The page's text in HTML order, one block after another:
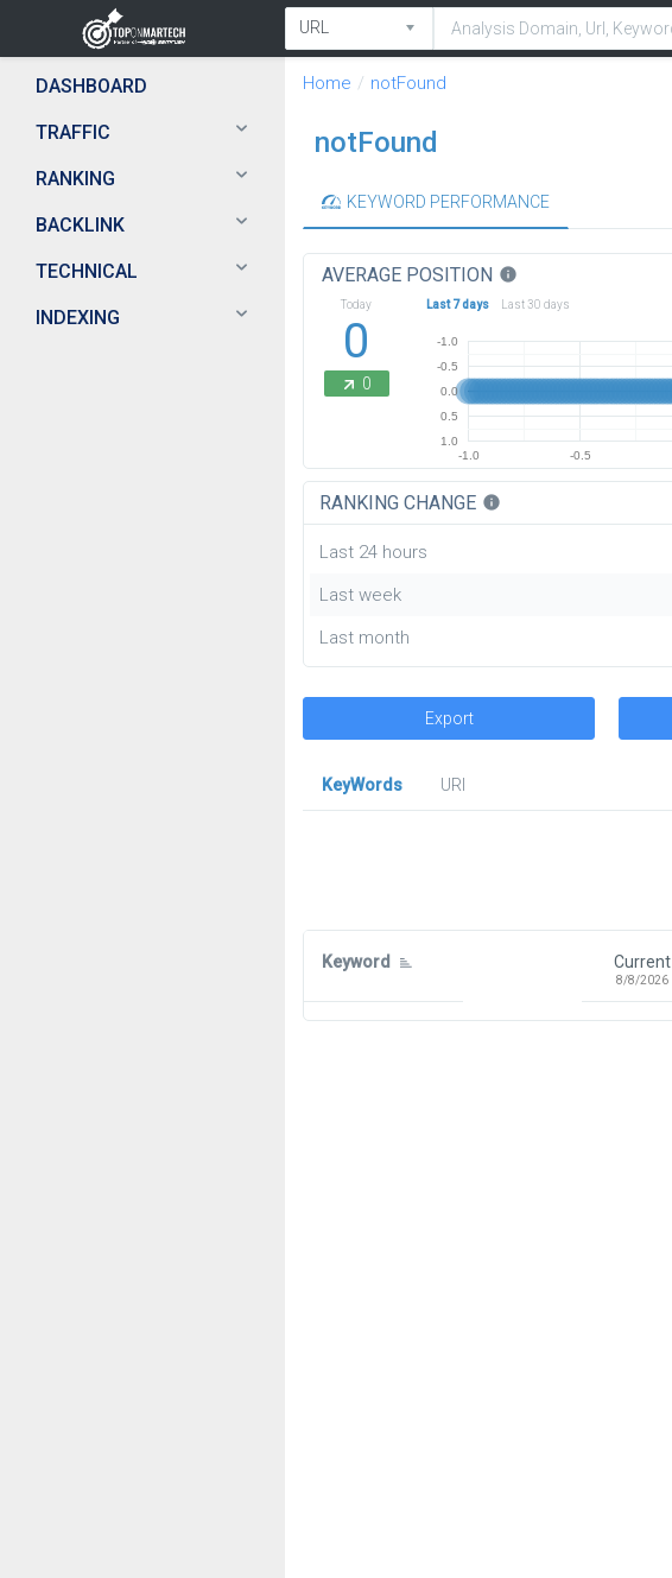
DASHBOARD
TRAFFIC
RANKING
BACKLINK
TECHNICAL
INDEXING
Home notFound
notFound
KEYWORD PERFORMANCE
AVERAGE POSITION info
Today
0
0
Last 7 days Last 30 days
-1.0 -0.5
-1.0
-0.5
0.0
0.5
1.0
RANKING CHANGE info
Last 24 hours
Last week
Last month
Export
KeyWords
URl
Keyword Current
8/8/2026